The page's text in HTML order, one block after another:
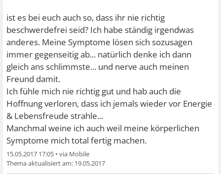
ist es bei euch auch so, dass ihr nie richtig
beschwerdefrei seid? Ich habe ständig irgendwas
anderes. Meine Symptome lösen sich sozusagen
immer gegenseitig ab... natürlich denke ich dann
gleich ans schlimmste... und nerve auch meinen
Freund damit.
Ich fühle mich nie richtig gut und hab auch die
Hoffnung verloren, dass ich jemals wieder vor Energie
& Lebensfreude strahle...
Manchmal weine ich auch weil meine körperlichen
Symptome mich total fertig machen.
15.05.2017 17:05 •
19.05.2017